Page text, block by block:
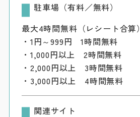
駐車場（有料／無料）
最大4時間無料（レシート合算）
・1円～999円 1時間無料
・1,000円以上 2時間無料
・2,000円以上 3時間無料
・3,000円以上 4時間無料
関連サイト